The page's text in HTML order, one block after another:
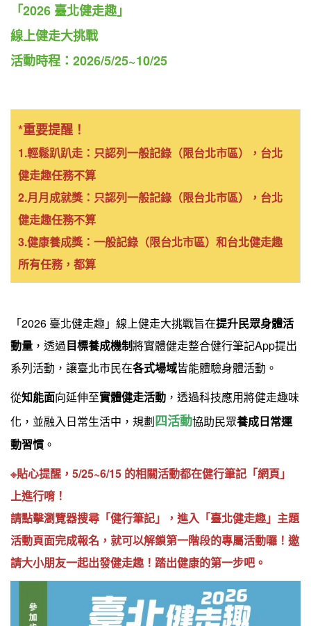
「2026 臺北健走趣」
線上健走大挑戰
活動時程：2026/5/25~10/25
*重要提醒！
1.輕鬆趴趴走：只認列一般記錄（限台北市區），台北
健走趣任務不算
2.月月成就獎：只認列一般記錄（限台北市區），台北
健走趣任務不算
3.健康養成獎：一般記錄（限台北市區）和台北健走趣
所有任務，都算
「2026 臺北健走趣」線上健走大挑戰旨在提升民眾身體活
動量 ，透過目標養成機制將實體健走整合健行筆記App提出
系列活動，讓臺北市民在各式場域皆能體驗身體活動。
從知能面向延伸至實體健走活動 ，透過科技應用將健走趣味
化，並融入日常生活中，規劃四活動協助民眾養成日常運
動習慣 。
※貼心提醒，5/25~6/15 的相關活動都在健行筆記「網頁」
上進行唷！
請點擊瀏覽器搜尋「健行筆記」，進入「臺北健走趣」主題
活動頁面完成報名，就可以解鎖第一階段的專屬活動囉！邀
請大小朋友一起出發健走趣！踏出健康的第一步吧。